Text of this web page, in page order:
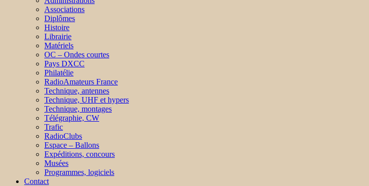
Associations
Diplômes
Histoire
Librairie
Matériels
OC – Ondes courtes
Pays DXCC
Philatélie
RadioAmateurs France
Technique, antennes
Technique, UHF et hypers
Technique, montages
Télégraphie, CW
Trafic
RadioClubs
Espace – Ballons
Expéditions, concours
Musées
Programmes, logiciels
Contact